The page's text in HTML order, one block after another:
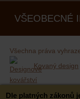
VŠEOBECNÉ
Všechna práva
Kovaný design
Dle platných zákonů